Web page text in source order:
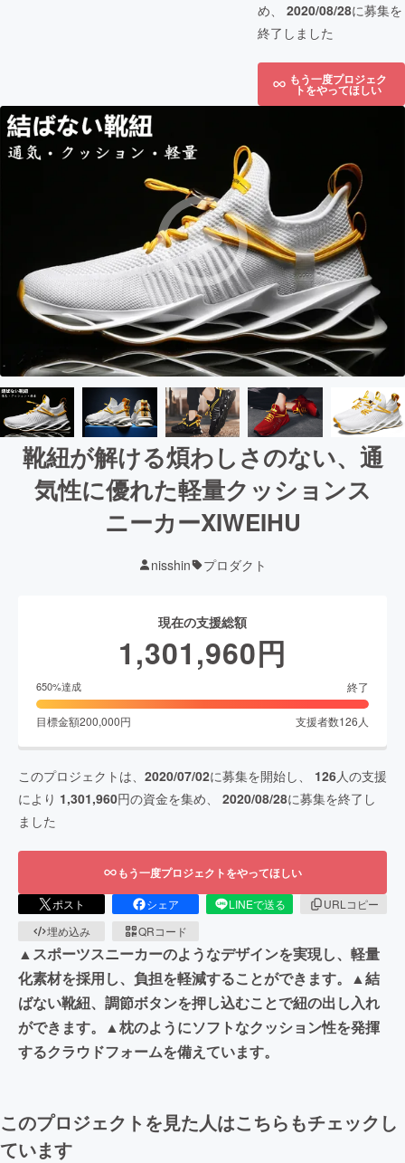
め、 2020/08/28に募集を
終了しました
もう一度プロジェク
トをやってほしい
靴紐が解ける煩わしさのない、通
気性に優れた軽量クッションス
ニーカーXIWEIHU
nisshin プロダクト
現在の支援総額
1,301,960円
650%達成 終了
目標金額200,000円 支援者数126 人
このプロジェクトは、 2020/07/02に募集を開始し、 126人の支援
により 1,301,960円の資金を集め、 2020/08/28に募集を終了し
ました
もう一度プロジェクトをやってほしい
ポスト シェア LINEで送る
URLコピー
埋め込み
QRコード
▲スポーツスニーカーのようなデザインを実現し、軽量
化素材を採用し、負担を軽減することができます。▲結
ばない靴紐、調節ボタンを押し込むことで紐の出し入れ
ができます。▲枕のようにソフトなクッション性を発揮
するクラウドフォームを備えています。
このプロジェクトを見た人はこちらもチェックし
ています